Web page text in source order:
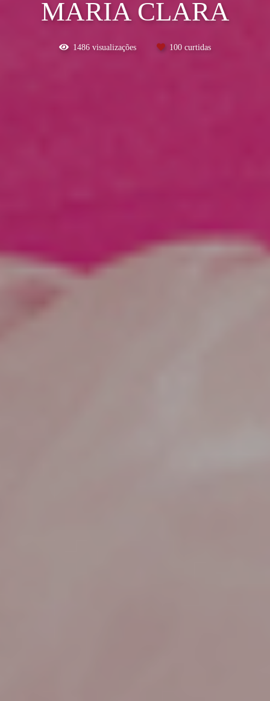
MARIA CLARA
1486 visualizações 100 curtidas